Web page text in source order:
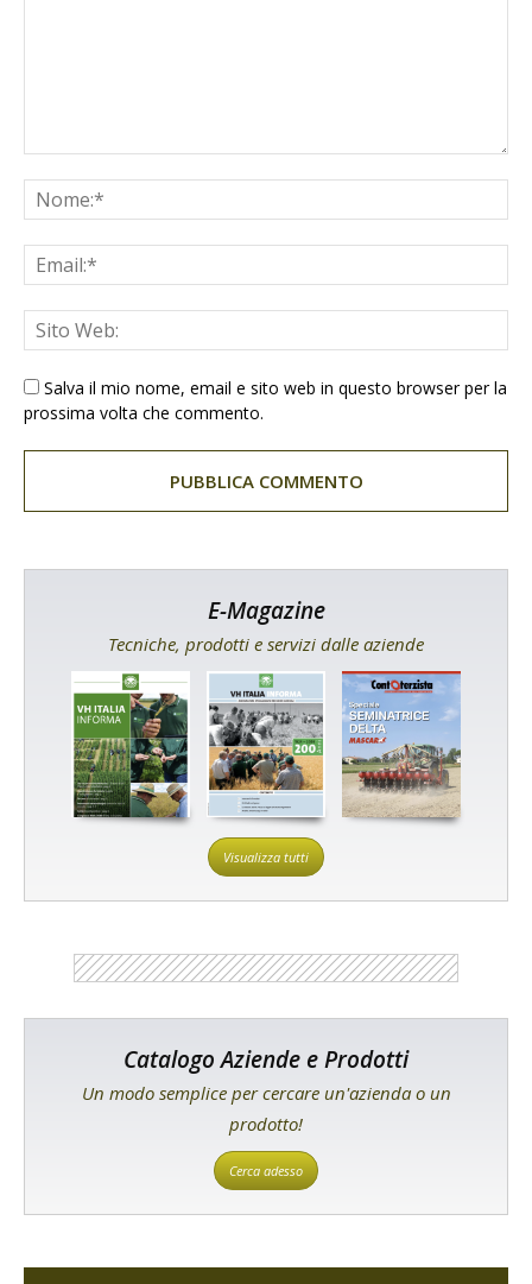
Salva il mio nome, email e sito web in questo browser per la
prossima volta che commento.
E-Magazine
Tecniche, prodotti e servizi dalle aziende
Visualizza tutti
Catalogo Aziende e Prodotti
Un modo semplice per cercare un'azienda o un
prodotto!
Cerca adesso